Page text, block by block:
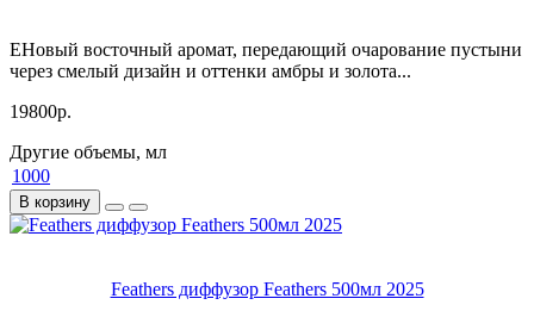
EНовый восточный аромат, передающий очарование пустыни
через смелый дизайн и оттенки амбры и золота...
19800р.
Другие объемы, мл
1000
В корзину
Feathers диффузор Feathers 500мл 2025